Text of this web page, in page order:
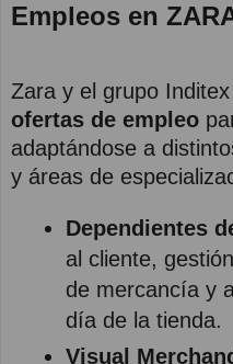
Empleos en
Zara y el grupo
ofertas de empleo
adaptándose a
y áreas de
Dependientes
al cliente,
de mercancía y
día de la tienda.
Visual